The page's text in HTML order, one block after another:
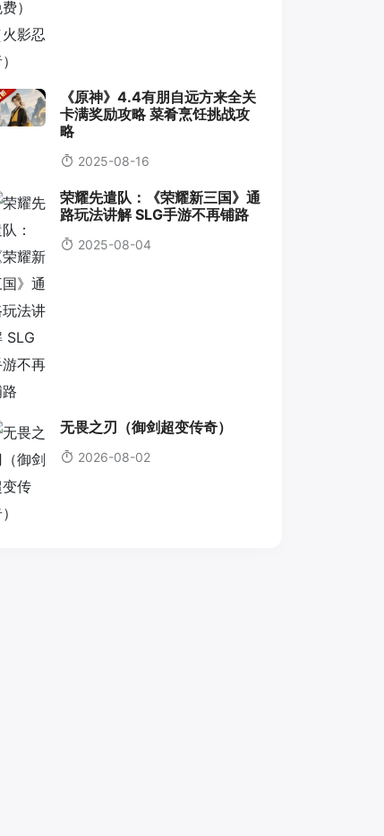
《原神》4.4有朋自远方来全关
卡满奖励攻略 菜肴烹饪挑战攻
略
2025-08-16
荣耀先遣队：《荣耀新三国》通
路玩法讲解 SLG手游不再铺路
2025-08-04
无畏之刃（御剑超变传奇）
2026-08-02